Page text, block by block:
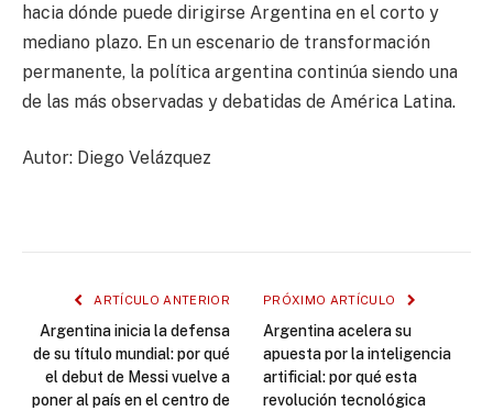
hacia dónde puede dirigirse Argentina en el corto y
mediano plazo. En un escenario de transformación
permanente, la política argentina continúa siendo una
de las más observadas y debatidas de América Latina.
Autor: Diego Velázquez
ARTÍCULO ANTERIOR
Argentina inicia la defensa
de su título mundial: por qué
el debut de Messi vuelve a
poner al país en el centro de
PRÓXIMO ARTÍCULO
Argentina acelera su
apuesta por la inteligencia
artificial: por qué esta
revolución tecnológica